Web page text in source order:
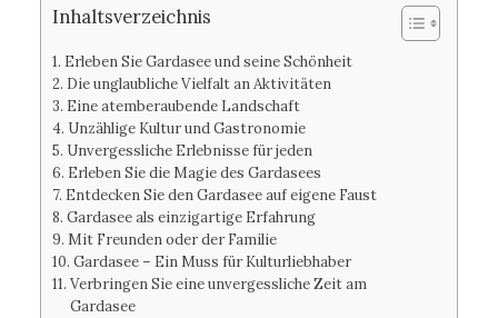
Inhaltsverzeichnis
Erleben Sie Gardasee und seine Schönheit
Die unglaubliche Vielfalt an Aktivitäten
Eine atemberaubende Landschaft
Unzählige Kultur und Gastronomie
Unvergessliche Erlebnisse für jeden
Erleben Sie die Magie des Gardasees
Entdecken Sie den Gardasee auf eigene Faust
Gardasee als einzigartige Erfahrung
Mit Freunden oder der Familie
Gardasee – Ein Muss für Kulturliebhaber
Verbringen Sie eine unvergessliche Zeit am
Gardasee